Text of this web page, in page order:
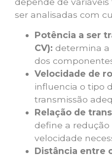
ser analisadas com
Potência a ser
CV): determina a
dos
Velocidade de
influencia o tipo
transmissão
Relação de
define a
velocidade
Distância entre